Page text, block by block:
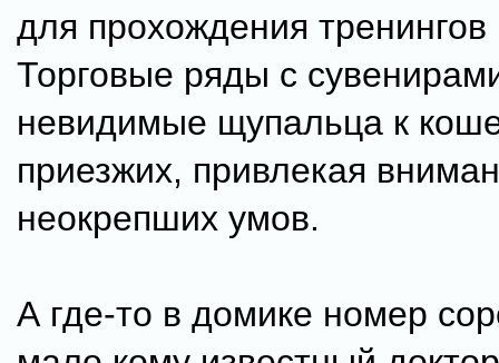
для прохождения
Торговые ряды с
невидимые щупальца к
приезжих, привлекая
неокрепших умов.
А где-то в домике номер